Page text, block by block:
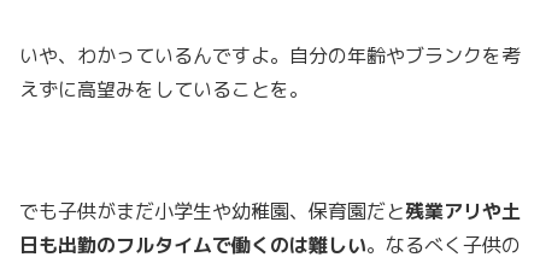
いや、わかっているんですよ。自分の年齢やブランクを考
えずに高望みをしていることを。
でも子供がまだ小学生や幼稚園、保育園だと残業アリや土
日も出勤のフルタイムで働くのは難しい。なるべく子供の